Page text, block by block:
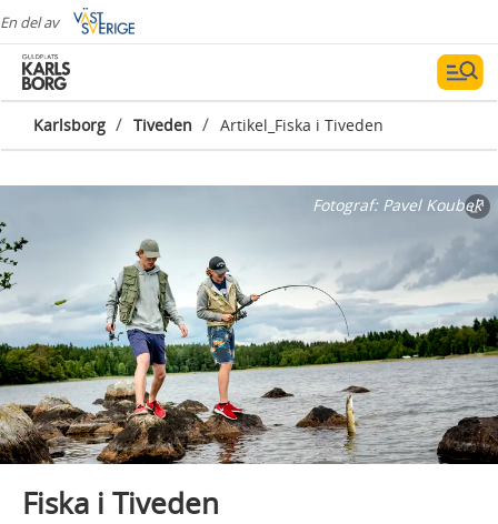
En del av
Karlsborg / Tiveden / Artikel_Fiska i Tiveden
Fotograf: Pavel Koubek
Fiska i Tiveden